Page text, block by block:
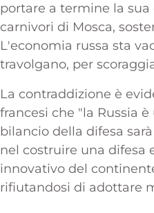
portare a termine la sua
carnivori di Mosca,
L'economia russa sta
travolgano, per
La contraddizione è
francesi che "la Russia
bilancio della difesa
nel costruire una difesa
innovativo del
rifiutandosi di adottare